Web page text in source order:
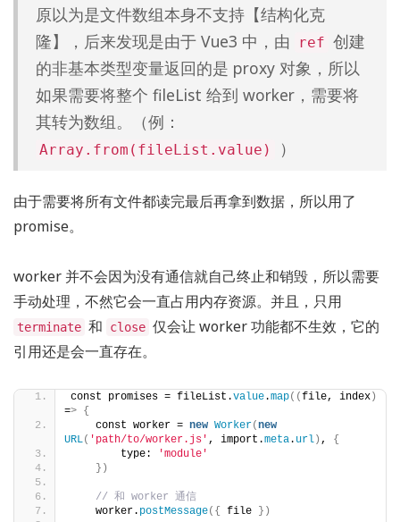
原以为是文件数组本身不支持【结构化克
隆】，后来发现是由于 Vue3 中，由
ref 创建
的非基本类型变量返回的是 proxy 对象，所以
如果需要将整个 fileList 给到 worker，需要将
其转为数组。（例：
Array.from(fileList.value) ）
由于需要将所有文件都读完最后再拿到数据，所以用了
promise。
worker 并不会因为没有通信就自己终止和销毁，所以需要
手动处理，不然它会一直占用内存资源。并且，只用
terminate 和 close 仅会让 worker 功能都不生效，它的
引用还是会一直存在。
const promises = fileList.value.map((file, index )
=> {
    const worker =
new Worker(new
URL( 'path/to/worker.js' , import.meta. url ) , {
        type:
'module'
})
// 和 worker 通信
    worker.
postMessage({ file })